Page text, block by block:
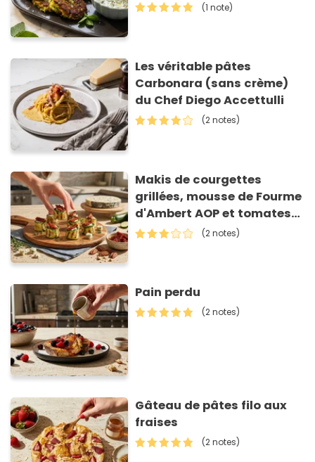
(1 note)
Les véritable pâtes
Carbonara (sans crème)
du Chef Diego Accettulli
(2 notes)
Makis de courgettes
grillées, mousse de Fourme
d'Ambert AOP et tomates
séchées
(2 notes)
Pain perdu
(2 notes)
Gâteau de pâtes filo aux
fraises
(2 notes)